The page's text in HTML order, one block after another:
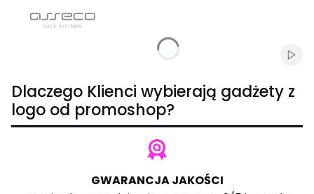
Dlaczego Klienci wybierają gadżety z
logo od promoshop?
GWARANCJA JAKOŚCI